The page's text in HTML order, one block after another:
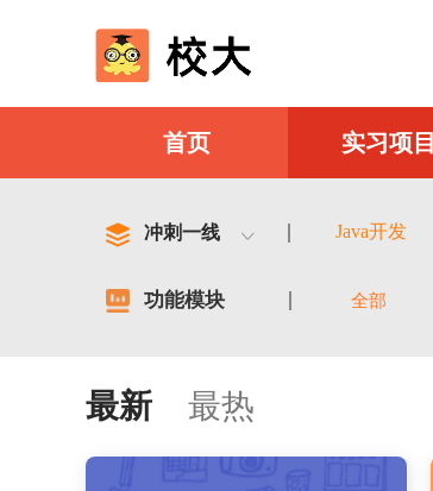
首页 实习项目
冲刺一线 Java开发
功能模块 全部
最新 最热